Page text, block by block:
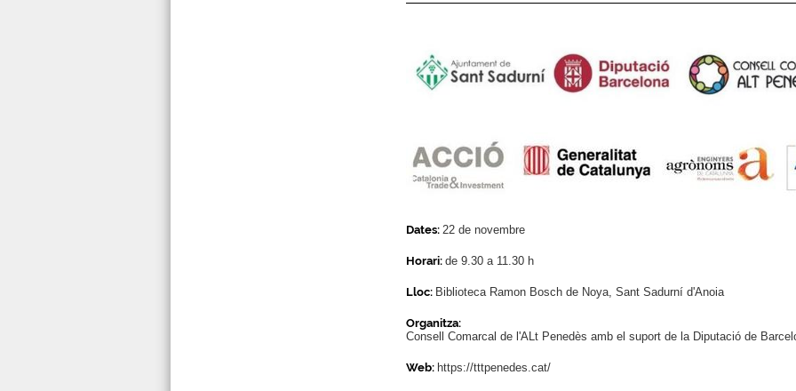
Dates: 22 de novembre
Horari: de 9.30 a 11.30 h
Lloc: Biblioteca Ramon Bosch de Noya, Sant Sadurní d'Anoia
Organitza:
Consell Comarcal de l'ALt Penedès amb el suport de la Diputació de
Web: https://tttpenedes.cat/